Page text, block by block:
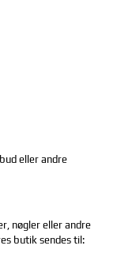
eller andre
nøgler eller andre
butik sendes til: